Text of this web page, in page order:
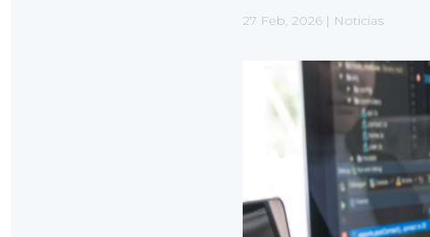
27 Feb, 2026 | Noticias